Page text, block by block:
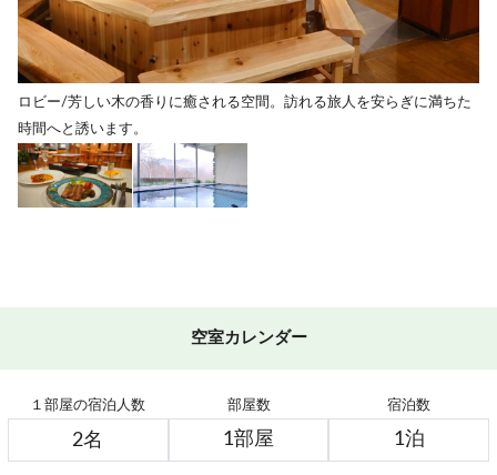
ロビー/芳しい木の香りに癒される空間。訪れる旅人を安らぎに満ちた
時間へと誘います。
空室カレンダー
１部屋の宿泊人数 部屋数 宿泊数